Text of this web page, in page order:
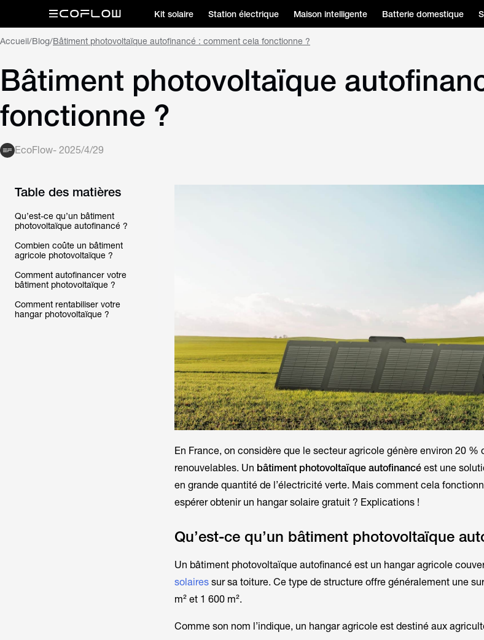
Kit solaire Station électrique Maison intelligente Batterie domestique
Accueil/Blog/Bâtiment photovoltaïque autofinancé : comment cela fonctionne ?
Bâtiment photovoltaïque
fonctionne ?
EcoFlow- 2025/4/29
Table des matières
Qu’est-ce qu’un bâtiment
photovoltaïque autofinancé ?
Combien coûte un bâtiment
agricole photovoltaïque ?
Comment autofinancer votre
bâtiment photovoltaïque ?
Comment rentabiliser votre
hangar photovoltaïque ?
En France, on considère que le secteur agricole génère environ 20 %
renouvelables. Un bâtiment photovoltaïque autofinancéest une
en grande quantité de l’électricité verte. Mais comment cela
espérer obtenir un hangar solaire gratuit ? Explications !
Qu’est-ce qu’un bâtiment photovoltaïque
Un bâtiment photovoltaïque autofinancé est un hangar agricole
solairessur sa toiture. Ce type de structure offre généralement une
m² et 1 600 m².
Comme son nom l’indique, un hangar agricole est destiné aux